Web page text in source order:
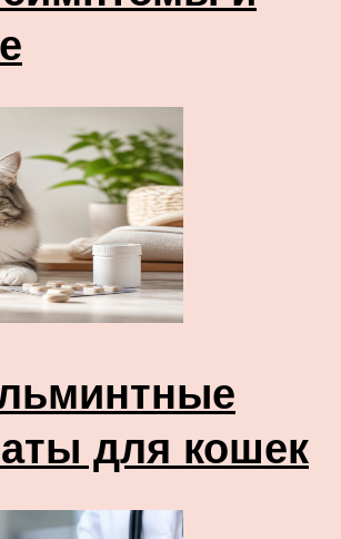
для кошек